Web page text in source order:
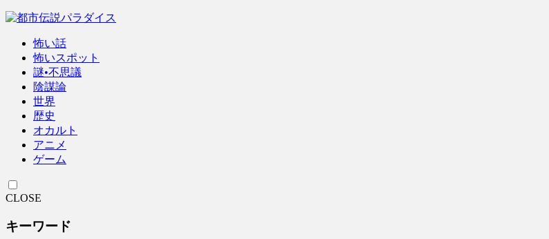
怖い話
怖いスポット
謎•不思議
陰謀論
世界
歴史
オカルト
アニメ
ゲーム
CLOSE
キーワード